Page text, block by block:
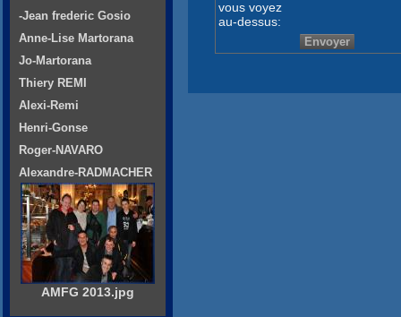
vous voyez
au-dessus:
-Jean frederic Gosio
Anne-Lise Martorana
Jo-Martorana
Thiery REMI
Alexi-Remi
Henri-Gonse
Roger-NAVARO
Alexandre-RADMACHER
AMFG 2013.jpg